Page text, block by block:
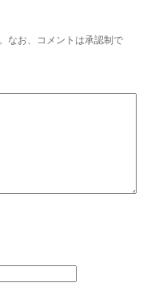
なお、コメントは承認制で